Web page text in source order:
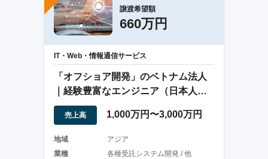
譲渡希望額
660万円
IT・Web・情報通信サービス
「オフショア開発」のベトナム法人
｜経験豊富なエンジニア（日本人管
理者在籍）
売上高 1,000万円〜3,000万円
地域
アジア
業種
各種受託システム開発 / 他